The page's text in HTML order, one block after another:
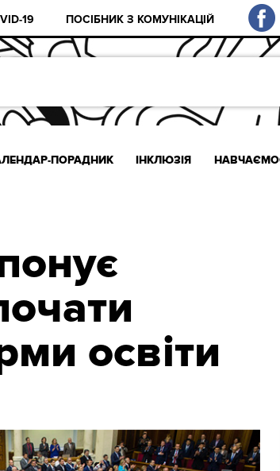
19 ПОСІБНИК З КОМУНІКАЦІЙ
ПОРАДНИК ІНКЛЮЗІЯ
освіти